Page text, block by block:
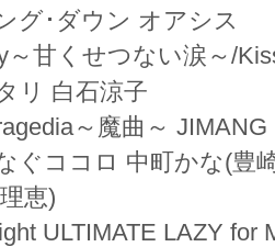
グ･ダウン オアシス
～甘くせつない涙～/
リ 白石涼子
～魔曲～ JIMANG
ぐココロ 中町かな(豊
恵)
ULTIMATE LAZY for